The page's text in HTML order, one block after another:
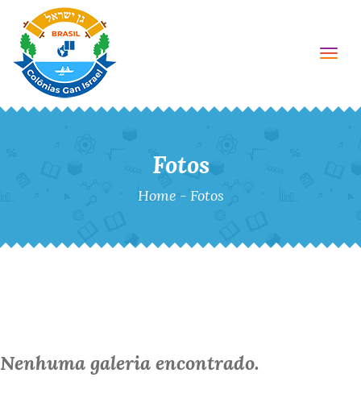
Fotos
Home - Fotos
Nenhuma galeria encontrado.